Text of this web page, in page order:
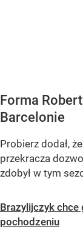
Forma
Barcelonie
Probierz dodał,
przekracza
zdobył w tym
Brazylijczyk
pochodzeniu